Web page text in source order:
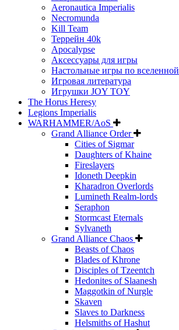
Aeronautica Imperialis
Necromunda
Kill Team
Террейн 40k
Apocalypse
Аксессуары для игры
Настольные игры по вселенной
Игровая литература
Игрушки JOY TOY
The Horus Heresy
Legions Imperialis
WARHAMMER/AoS
Grand Alliance Order
Cities of Sigmar
Daughters of Khaine
Fireslayers
Idoneth Deepkin
Kharadron Overlords
Lumineth Realm-lords
Seraphon
Stormcast Eternals
Sylvaneth
Grand Alliance Chaos
Beasts of Chaos
Blades of Khrone
Disciples of Tzeentch
Hedonites of Slaanesh
Maggotkin of Nurgle
Skaven
Slaves to Darkness
Helsmiths of Hashut